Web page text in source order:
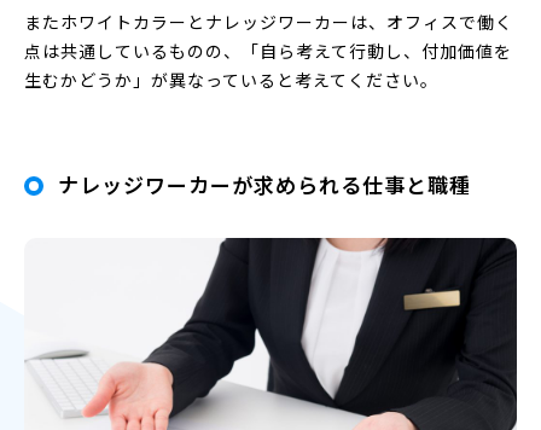
またホワイトカラーとナレッジワーカーは、オフィスで働く
点は共通しているものの、「自ら考えて行動し、付加価値を
生むかどうか」が異なっていると考えてください。
ナレッジワーカーが求められる仕事と職種